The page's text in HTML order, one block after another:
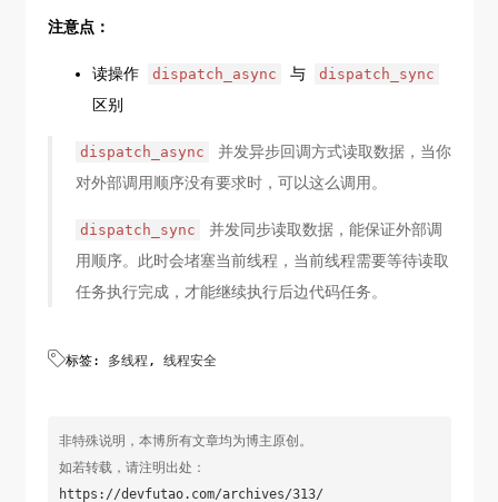
id
*)key {
//加写锁
    pthread_rwlock_unlock(&_rwlock);
创建一个并发队列
dispatch_queue_create(
"read_write_queue"
DISPATCH_QUEUE_CONCURRENT);
// 创建数据容器
dictionary];
    }
    __block
id obj;
dispatch_sync 设置为同步读取
        obj = [userCenterDic objectForKey:key];
    });
注意点：
读操作 dispatch_async 与 dispatch_sync
区别
dispatch_async
并发异步回调方式读取数据，当你
对外部调用顺序没有要求时，可以这么调用。
dispatch_sync
并发同步读取数据，能保证外部调
用顺序。此时会堵塞当前线程，当前线程需要等待读取
任务执行完成，才能继续执行后边代码任务。
标签: 多线程 , 线程安全
非特殊说明，本博所有文章均为博主原创。
如若转载，请注明出处：
https://devfutao.com/archives/313/